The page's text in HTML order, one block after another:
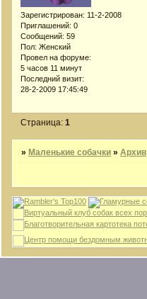
Зарегистрирован: 11-2-2008
Приглашений: 0
Сообщений: 59
Пол: Женский
Провел на форуме:
5 часов 11 минут
Последний визит:
28-2-2009 17:45:49
Страница:1
» Маленькие собачки » Архив